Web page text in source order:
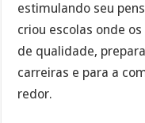
estimulando seu
criou escolas onde
de qualidade,
carreiras e para a
redor.